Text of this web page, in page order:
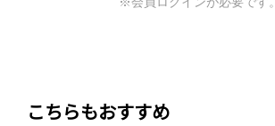
こちらもおすすめ